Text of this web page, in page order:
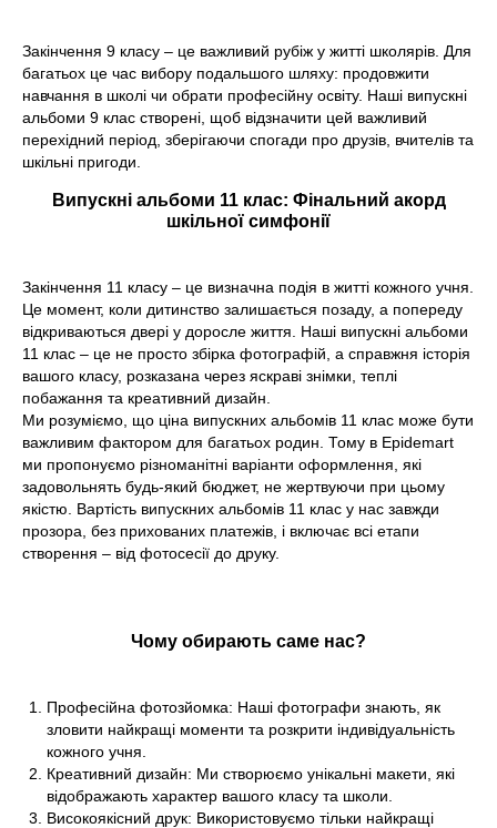
Закінчення 9 класу – це важливий рубіж у житті школярів. Для
багатьох це час вибору подальшого шляху: продовжити
навчання в школі чи обрати професійну освіту. Наші випускні
альбоми 9 клас створені, щоб відзначити цей важливий
перехідний період, зберігаючи спогади про друзів, вчителів та
шкільні пригоди.
Випускні альбоми 11 клас: Фінальний акорд
шкільної симфонії
Закінчення 11 класу – це визначна подія в житті кожного учня.
Це момент, коли дитинство залишається позаду, а попереду
відкриваються двері у доросле життя. Наші випускні альбоми
11 клас – це не просто збірка фотографій, а справжня історія
вашого класу, розказана через яскраві знімки, теплі
побажання та креативний дизайн.
Ми розуміємо, що ціна випускних альбомів 11 клас може бути
важливим фактором для багатьох родин. Тому в Epidemart
ми пропонуємо різноманітні варіанти оформлення, які
задовольнять будь-який бюджет, не жертвуючи при цьому
якістю. Вартість випускних альбомів 11 клас у нас завжди
прозора, без прихованих платежів, і включає всі етапи
створення – від фотосесії до друку.
Чому обирають саме нас?
Професійна фотозйомка: Наші фотографи знають, як
зловити найкращі моменти та розкрити індивідуальність
кожного учня.
Креативний дизайн: Ми створюємо унікальні макети, які
відображають характер вашого класу та школи.
Високоякісний друк: Використовуємо тільки найкращі